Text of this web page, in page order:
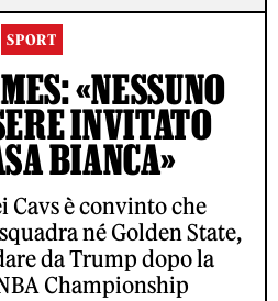
SPORT
«NESSUNO
INVITATO
BIANCA»
Cavs è convinto che
né Golden State,
da Trump dopo la
Championship